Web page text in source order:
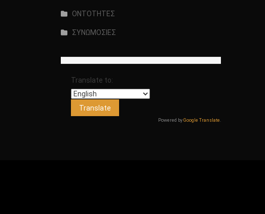
ΟΝΤΟΤΗΤΕΣ
ΣΥΝΩΜΟΣΙΕΣ
Translate to:
Powered by Google Translate .